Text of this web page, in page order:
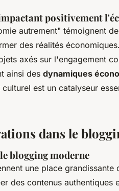
positivement
autrement" témoignent
des réalités
axés sur l'engagement
ainsi des dynamiques
est un catalyseur
dans le
blogging moderne
une place grandissante
des contenus authentiques